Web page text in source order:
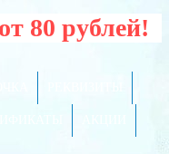
80 рублей!